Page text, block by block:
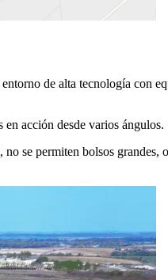
de alta tecnología con
en acción desde varios ángulos.
se permiten bolsos grandes,